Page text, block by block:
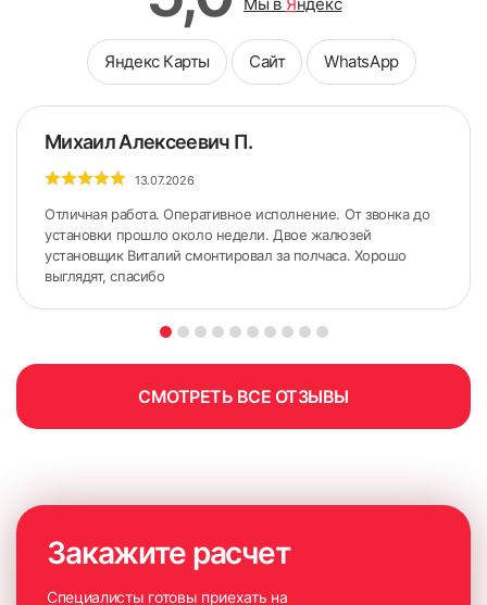
5. По сделанным ранее меткам приложить карниз.
точного горизонтального расположения карниза.
Мы в Яндекс
Яндекс Карты Сайт WhatsApp
Михаил Алексеевич П.
13.07.2026
Отличная работа. Оперативное исполнение. От звонка до
установки прошло около недели. Двое жалюзей
установщик Виталий смонтировал за полчаса. Хорошо
выглядят, спасибо
СМОТРЕТЬ ВСЕ ОТЗЫВЫ
Закажите расчет
Специалисты готовы приехать на